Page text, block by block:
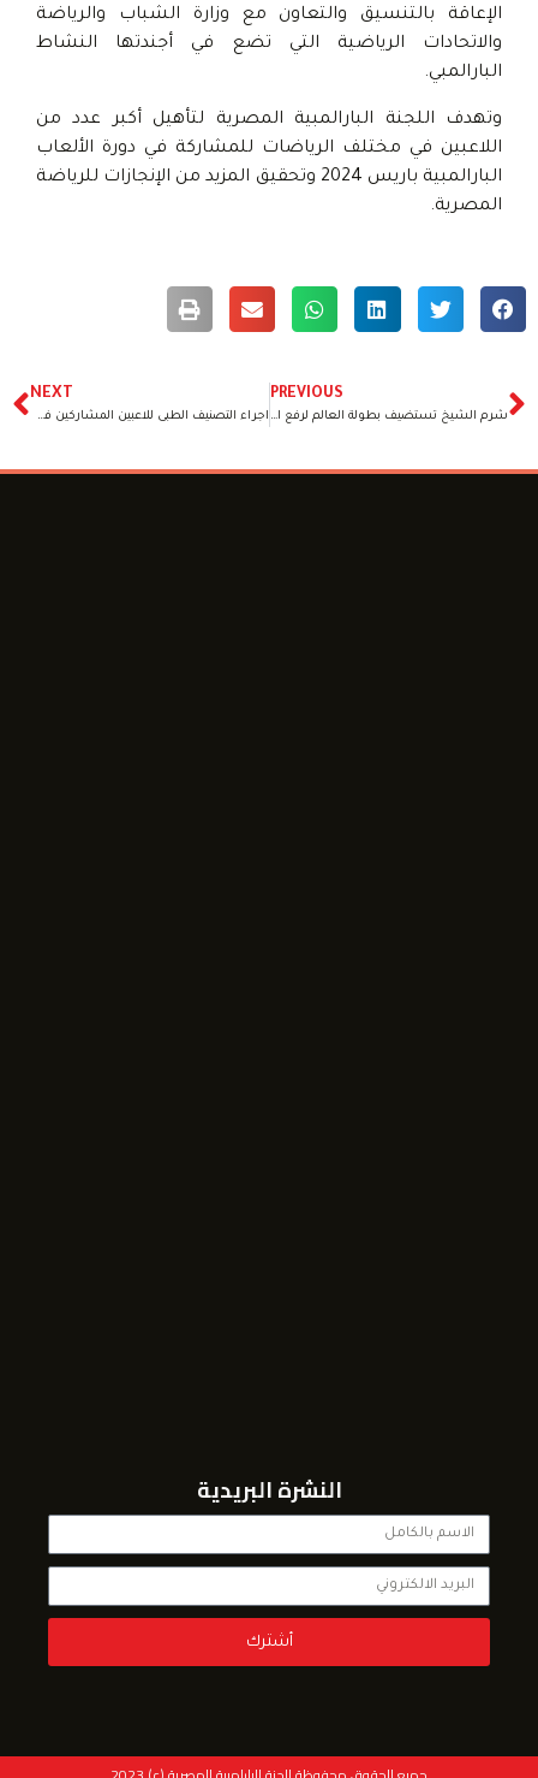
الإعاقة بالتنسيق والتعاون مع وزارة الشباب والرياضة
والاتحادات الرياضية التي تضع في أجندتها النشاط
البارالمبي.
وتهدف اللجنة البارالمبية المصرية لتأهيل أكبر عدد من
اللاعبين في مختلف الرياضات للمشاركة في دورة الألعاب
البارالمبية باريس 2024 وتحقيق المزيد من الإنجازات للرياضة
المصرية.
PREVIOUS
شرم الشيخ تستضيف بطولة العالم لرفع الأثقال البارالمبي في مارس
NEXT
اجراء التصنيف الطبى للاعبين المشاركين فى بطولة الجمهورية لالعاب القوى
النشرة البريدية
أشترك